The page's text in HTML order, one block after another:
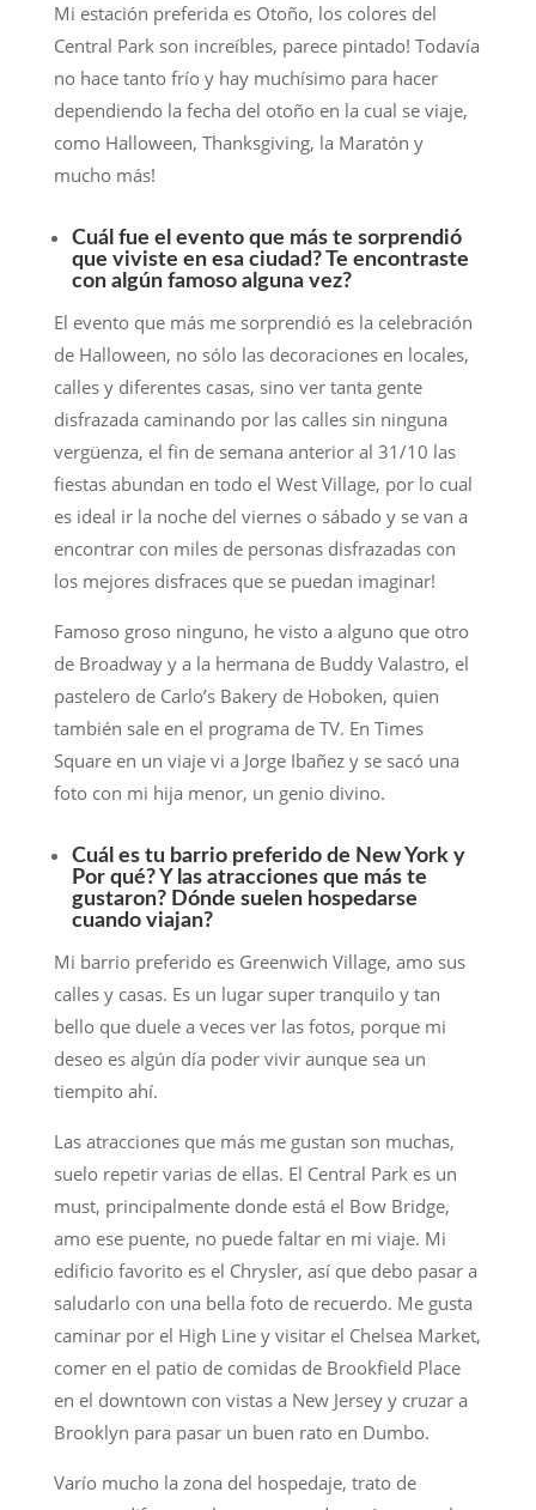
Mi estación preferida es Otoño, los colores del
Central Park son increíbles, parece pintado! Todavía
no hace tanto frío y hay muchísimo para hacer
dependiendo la fecha del otoño en la cual se viaje,
como Halloween, Thanksgiving, la Maratón y
mucho más!
Cuál fue el evento que más te sorprendió
que viviste en esa ciudad? Te encontraste
con algún famoso alguna vez?
El evento que más me sorprendió es la celebración
de Halloween, no sólo las decoraciones en locales,
calles y diferentes casas, sino ver tanta gente
disfrazada caminando por las calles sin ninguna
vergüenza, el fin de semana anterior al 31/10 las
fiestas abundan en todo el West Village, por lo cual
es ideal ir la noche del viernes o sábado y se van a
encontrar con miles de personas disfrazadas con
los mejores disfraces que se puedan imaginar!
Famoso groso ninguno, he visto a alguno que otro
de Broadway y a la hermana de Buddy Valastro, el
pastelero de Carlo’s Bakery de Hoboken, quien
también sale en el programa de TV. En Times
Square en un viaje vi a Jorge Ibañez y se sacó una
foto con mi hija menor, un genio divino.
Cuál es tu barrio preferido de New York y
Por qué? Y las atracciones que más te
gustaron? Dónde suelen hospedarse
cuando viajan?
Mi barrio preferido es Greenwich Village, amo sus
calles y casas. Es un lugar super tranquilo y tan
bello que duele a veces ver las fotos, porque mi
deseo es algún día poder vivir aunque sea un
tiempito ahí.
Las atracciones que más me gustan son muchas,
suelo repetir varias de ellas. El Central Park es un
must, principalmente donde está el Bow Bridge,
amo ese puente, no puede faltar en mi viaje. Mi
edificio favorito es el Chrysler, así que debo pasar a
saludarlo con una bella foto de recuerdo. Me gusta
caminar por el High Line y visitar el Chelsea Market,
comer en el patio de comidas de Brookfield Place
en el downtown con vistas a New Jersey y cruzar a
Brooklyn para pasar un buen rato en Dumbo.
Varío mucho la zona del hospedaje, trato de